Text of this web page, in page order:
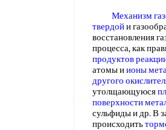
Механизм
твердойи
восстановления
процесса, как
продуктов
атомы иионы
другого
утолщающуюся
поверхности
сульфиды и др. В
происходить